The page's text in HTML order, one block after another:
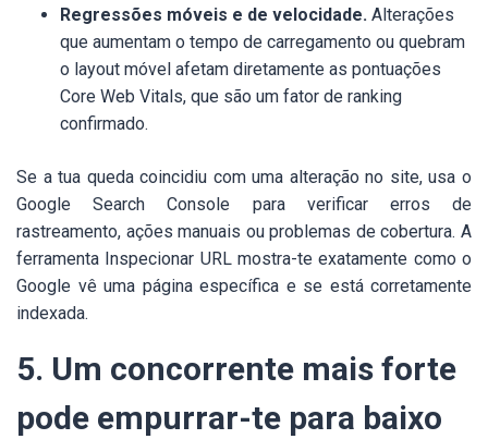
Regressões móveis e de velocidade. Alterações
que aumentam o tempo de carregamento ou quebram
o layout móvel afetam diretamente as pontuações
Core Web Vitals, que são um fator de ranking
confirmado.
Se a tua queda coincidiu com uma alteração no site, usa o
Google Search Console para verificar erros de
rastreamento, ações manuais ou problemas de cobertura. A
ferramenta Inspecionar URL mostra-te exatamente como o
Google vê uma página específica e se está corretamente
indexada.
5. Um concorrente mais forte
pode empurrar-te para baixo